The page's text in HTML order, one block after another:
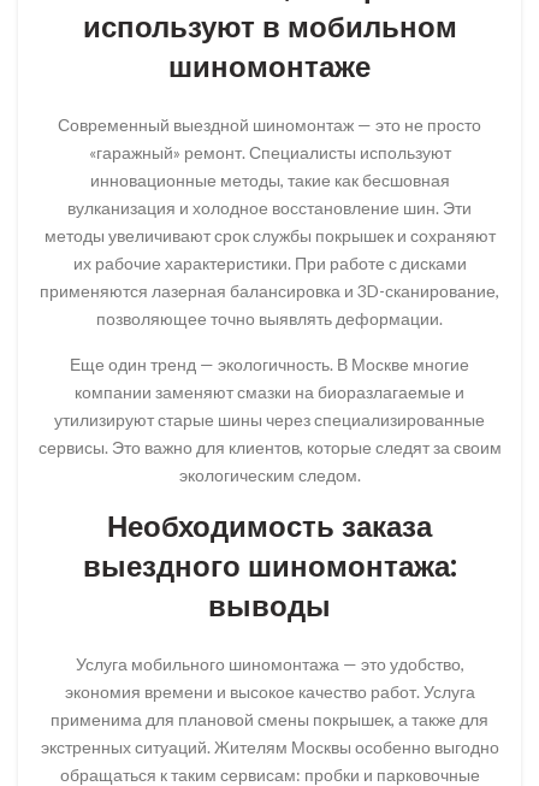
используют в мобильном
шиномонтаже
Современный выездной шиномонтаж — это не просто
«гаражный» ремонт. Специалисты используют
инновационные методы, такие как бесшовная
вулканизация и холодное восстановление шин. Эти
методы увеличивают срок службы покрышек и сохраняют
их рабочие характеристики. При работе с дисками
применяются лазерная балансировка и 3D-сканирование,
позволяющее точно выявлять деформации.
Еще один тренд — экологичность. В Москве многие
компании заменяют смазки на биоразлагаемые и
утилизируют старые шины через специализированные
сервисы. Это важно для клиентов, которые следят за своим
экологическим следом.
Необходимость заказа
выездного шиномонтажа:
выводы
Услуга мобильного шиномонтажа — это удобство,
экономия времени и высокое качество работ. Услуга
применима для плановой смены покрышек, а также для
экстренных ситуаций. Жителям Москвы особенно выгодно
обращаться к таким сервисам: пробки и парковочные